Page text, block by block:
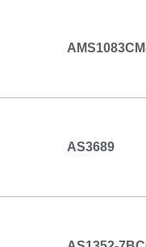
AS3689